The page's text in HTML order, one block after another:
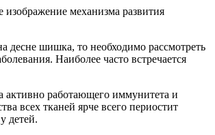
изображение механизма развития
десне шишка, то необходимо рассмотреть
Наиболее часто встречается
активно работающего иммунитета и
всех тканей ярче всего периостит
детей.